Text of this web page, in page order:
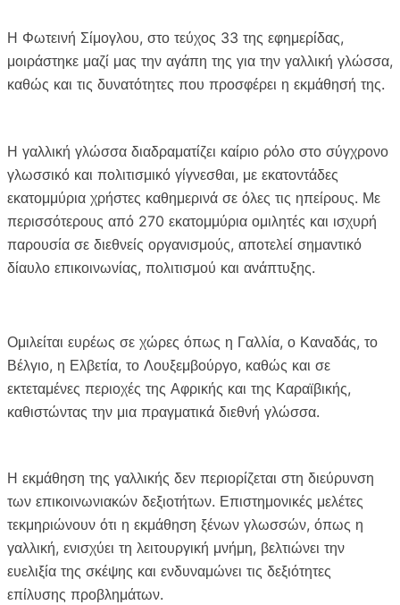
c
e
b
o
i
t
e
a
p
Η Φωτεινή Σίμογλου, στο τεύχος 33 της εφημερίδας,
μοιράστηκε μαζί μας την αγάπη της για την γαλλική γλώσσα,
καθώς και τις δυνατότητες που προσφέρει η εκμάθησή της.
Η γαλλική γλώσσα διαδραματίζει καίριο ρόλο στο σύγχρονο
γλωσσικό και πολιτισμικό γίγνεσθαι, με εκατοντάδες
εκατομμύρια χρήστες καθημερινά σε όλες τις ηπείρους. Με
περισσότερους από 270 εκατομμύρια ομιλητές και ισχυρή
παρουσία σε διεθνείς οργανισμούς, αποτελεί σημαντικό
δίαυλο επικοινωνίας, πολιτισμού και ανάπτυξης.
Ομιλείται ευρέως σε χώρες όπως η Γαλλία, ο Καναδάς, το
Βέλγιο, η Ελβετία, το Λουξεμβούργο, καθώς και σε
εκτεταμένες περιοχές της Αφρικής και της Καραϊβικής,
καθιστώντας την μια πραγματικά διεθνή γλώσσα.
Η εκμάθηση της γαλλικής δεν περιορίζεται στη διεύρυνση
των επικοινωνιακών δεξιοτήτων. Επιστημονικές μελέτες
τεκμηριώνουν ότι η εκμάθηση ξένων γλωσσών, όπως η
γαλλική, ενισχύει τη λειτουργική μνήμη, βελτιώνει την
ευελιξία της σκέψης και ενδυναμώνει τις δεξιότητες
επίλυσης προβλημάτων.